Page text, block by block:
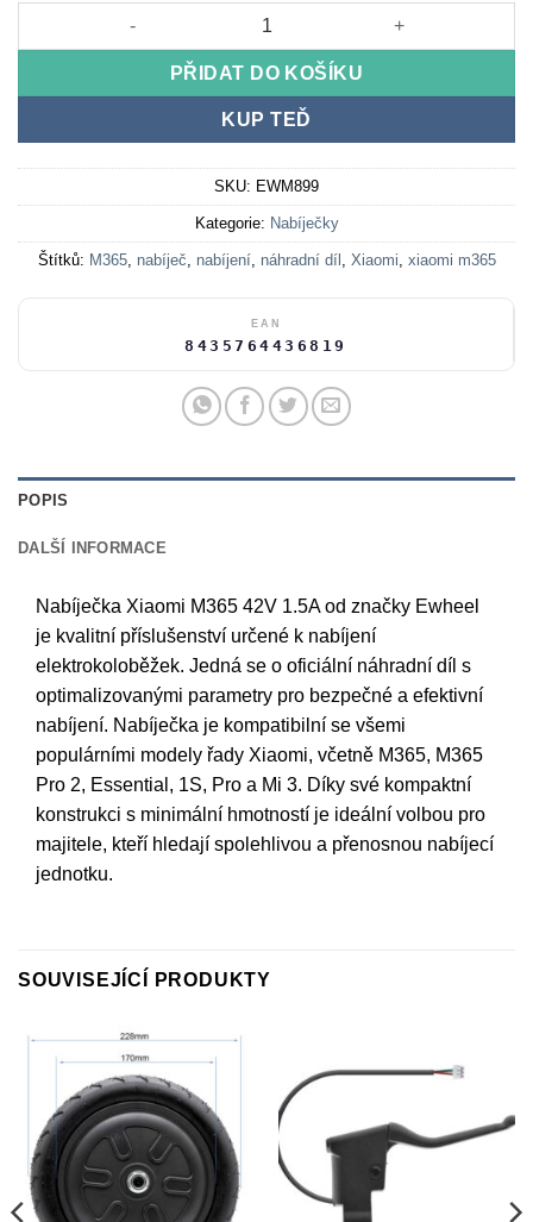
Xiaomi M365 Charger 42V 1.5A množství
PŘIDAT DO KOŠÍKU
KUP TEĎ
SKU: EWM899
Kategorie: Nabíječky
Štítků: M365, nabíječ, nabíjení, náhradní díl , Xiaomi, xiaomi m365
EAN
8435764436819
POPIS
DALŠÍ INFORMACE
Nabíječka Xiaomi M365 42V 1.5A od značky Ewheel
je kvalitní příslušenství určené k nabíjení
elektrokoloběžek. Jedná se o oficiální náhradní díl s
optimalizovanými parametry pro bezpečné a efektivní
nabíjení. Nabíječka je kompatibilní se všemi
populárními modely řady Xiaomi, včetně M365, M365
Pro 2, Essential, 1S, Pro a Mi 3. Díky své kompaktní
konstrukci s minimální hmotností je ideální volbou pro
majitele, kteří hledají spolehlivou a přenosnou nabíjecí
jednotku.
SOUVISEJÍCÍ PRODUKTY